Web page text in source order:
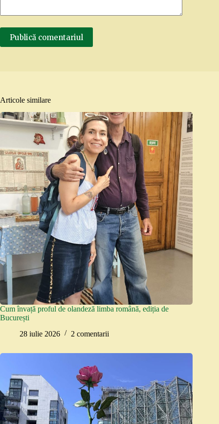
Publică comentariul
Articole similare
Cum învață proful de olandeză limba română, ediția de
București
28 iulie 2026
2 comentarii